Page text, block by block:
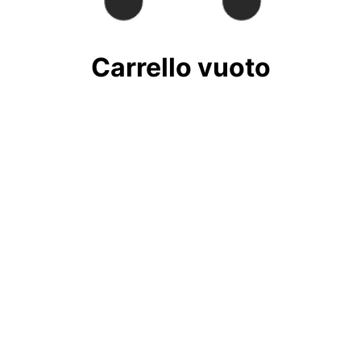
Carrello vuoto